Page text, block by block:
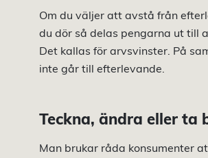
Om du väljer att avstå från
du dör så delas pengarna ut till
Det kallas för arvsvinster. På
inte går till efterlevande.
Teckna, ändra eller ta
Man brukar råda konsumenter